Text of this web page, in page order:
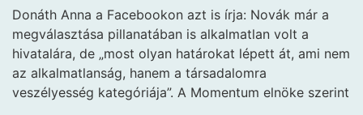
Donáth Anna a Facebookon azt is írja: Novák már a
megválasztása pillanatában is alkalmatlan volt a
hivatalára, de „most olyan határokat lépett át, ami nem
az alkalmatlanság, hanem a társadalomra
veszélyesség kategóriája”. A Momentum elnöke szerint